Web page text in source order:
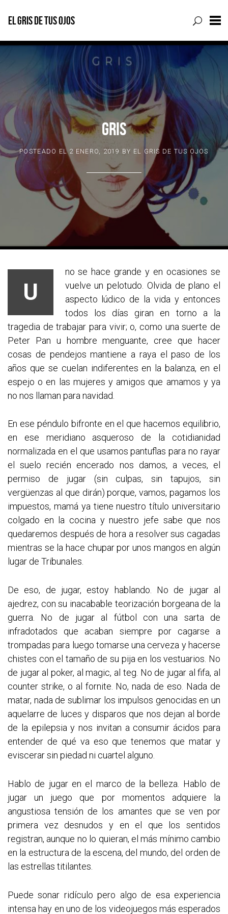
Skip
EL GRIS DE TUS OJOS
GRIS
POSTEADO EL 2 ENERO, 2019 BY EL GRIS DE TUS OJOS
U
no se hace grande y en ocasiones se
vuelve un pelotudo. Olvida de plano el
aspecto lúdico de la vida y entonces
todos los días giran en torno a la
tragedia de trabajar para vivir; o, como una suerte de
Peter Pan u hombre menguante, cree que hacer
cosas de pendejos mantiene a raya el paso de los
años que se cuelan indiferentes en la balanza, en el
espejo o en las mujeres y amigos que amamos y ya
no nos llaman para navidad.
En ese péndulo bifronte en el que hacemos equilibrio,
en ese meridiano asqueroso de la cotidianidad
normalizada en el que usamos pantuflas para no rayar
el suelo recién encerado nos damos, a veces, el
permiso de jugar (sin culpas, sin tapujos, sin
vergüenzas al que dirán) porque, vamos, pagamos los
impuestos, mamá ya tiene nuestro título universitario
colgado en la cocina y nuestro jefe sabe que nos
quedaremos después de hora a resolver sus cagadas
mientras se la hace chupar por unos mangos en algún
lugar de Tribunales.
De eso, de jugar, estoy hablando. No de jugar al
ajedrez, con su inacabable teorización borgeana de la
guerra. No de jugar al fútbol con una sarta de
infradotados que acaban siempre por cagarse a
trompadas para luego tomarse una cerveza y hacerse
chistes con el tamaño de su pija en los vestuarios. No
de jugar al poker, al magic, al teg. No de jugar al fifa, al
counter strike, o al fornite. No, nada de eso. Nada de
matar, nada de sublimar los impulsos genocidas en un
aquelarre de luces y disparos que nos dejan al borde
de la epilepsia y nos invitan a consumir ácidos para
entender de qué va eso que tenemos que matar y
eviscerar sin piedad ni cuartel alguno.
Hablo de jugar en el marco de la belleza. Hablo de
jugar un juego que por momentos adquiere la
angustiosa tensión de los amantes que se ven por
primera vez desnudos y en el que los sentidos
registran, aunque no lo quieran, el más mínimo cambio
en la estructura de la escena, del mundo, del orden de
las estrellas titilantes.
Puede sonar ridículo pero algo de esa experiencia
intensa hay en uno de los videojuegos más esperados